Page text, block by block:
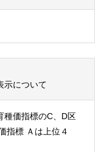
示について
種価指標のC、D区
指標 Ａは上位４